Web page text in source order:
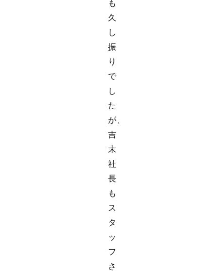
も
久
し
振
り
で
し
た
が、
吉
末
社
長
も
ス
タ
ッ
フ
さ